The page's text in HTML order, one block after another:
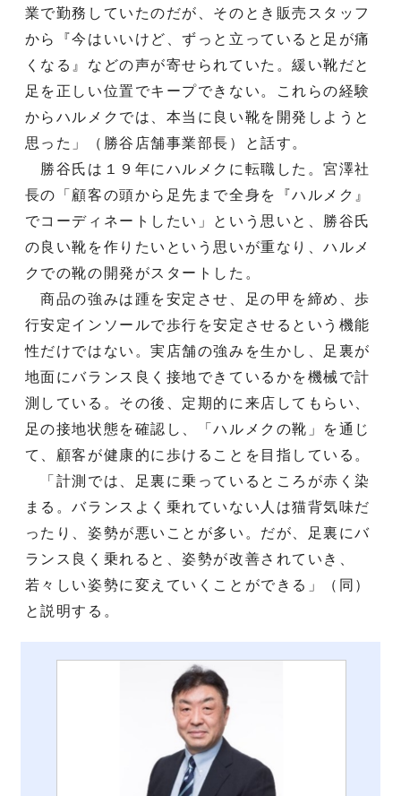
業で勤務していたのだが、そのとき販売スタッフ
から『今はいいけど、ずっと立っていると足が痛
くなる』などの声が寄せられていた。緩い靴だと
足を正しい位置でキープできない。これらの経験
からハルメクでは、本当に良い靴を開発しようと
思った」（勝谷店舗事業部長）と話す。
勝谷氏は１９年にハルメクに転職した。宮澤社
長の「顧客の頭から足先まで全身を『ハルメク』
でコーディネートしたい」という思いと、勝谷氏
の良い靴を作りたいという思いが重なり、ハルメ
クでの靴の開発がスタートした。
商品の強みは踵を安定させ、足の甲を締め、歩
行安定インソールで歩行を安定させるという機能
性だけではない。実店舗の強みを生かし、足裏が
地面にバランス良く接地できているかを機械で計
測している。その後、定期的に来店してもらい、
足の接地状態を確認し、「ハルメクの靴」を通じ
て、顧客が健康的に歩けることを目指している。
「計測では、足裏に乗っているところが赤く染
まる。バランスよく乗れていない人は猫背気味だ
ったり、姿勢が悪いことが多い。だが、足裏にバ
ランス良く乗れると、姿勢が改善されていき、
若々しい姿勢に変えていくことができる」（同）
と説明する。